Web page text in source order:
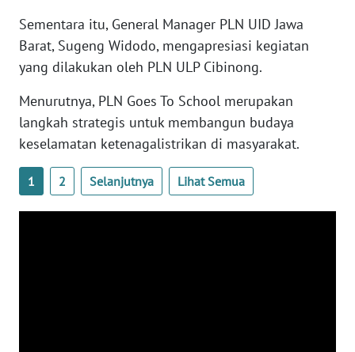
Sementara itu, General Manager PLN UID Jawa
Barat, Sugeng Widodo, mengapresiasi kegiatan
yang dilakukan oleh PLN ULP Cibinong.
Menurutnya, PLN Goes To School merupakan
langkah strategis untuk membangun budaya
keselamatan ketenagalistrikan di masyarakat.
1 2 Selanjutnya Lihat Semua
SUMBAR
WN
WN
BENGKULU
WN